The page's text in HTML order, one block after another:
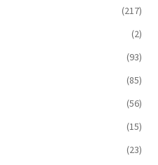
(217)
(2)
(93)
(85)
(56)
(15)
(23)